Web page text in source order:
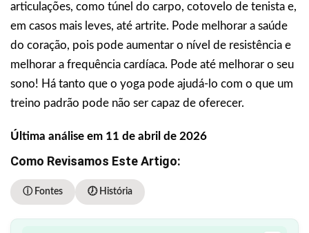
articulações, como túnel do carpo, cotovelo de tenista e,
em casos mais leves, até artrite. Pode melhorar a saúde
do coração, pois pode aumentar o nível de resistência e
melhorar a frequência cardíaca. Pode até melhorar o seu
sono! Há tanto que o yoga pode ajudá-lo com o que um
treino padrão pode não ser capaz de oferecer.
Última análise em 11 de abril de 2026
Como Revisamos Este Artigo:
ⓘ Fontes 🕖 História